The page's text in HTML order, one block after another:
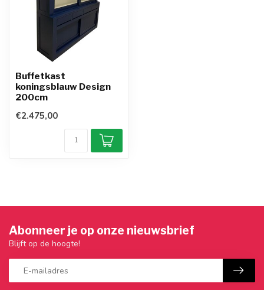
Buffetkast
koningsblauw Design
200cm
€2.475,00
Abonneer je op onze nieuwsbrief
Blijft op de hoogte!